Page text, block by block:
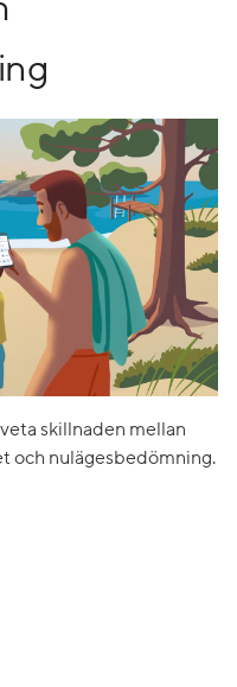
skillnaden mellan
och nulägesbedömning.